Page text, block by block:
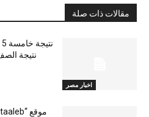
مقالات ذات صلة
اخبار مصر